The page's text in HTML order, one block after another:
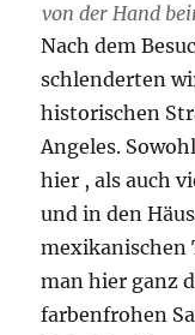
von der Hand
Nach dem
schlenderten
historischen
Angeles.
hier , als auch
und in den
man hier ganz
farbenfrohen